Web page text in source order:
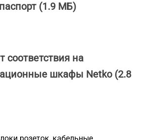
(1.9 МБ)
соответствия на
шкафы Netko(2.8